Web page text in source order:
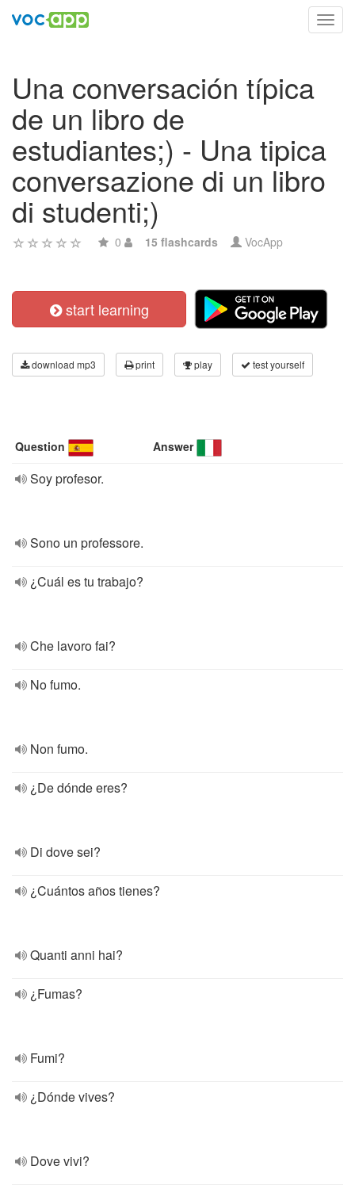
Una conversación típica
de un libro de
estudiantes;) - Una tipica
conversazione di un libro
di studenti;)
0 15 flashcards VocApp
start learning
download mp3 print play test yourself
Question Answer
Soy profesor.
Sono un professore.
¿Cuál es tu trabajo?
Che lavoro fai?
No fumo.
Non fumo.
¿De dónde eres?
Di dove sei?
¿Cuántos años tienes?
Quanti anni hai?
¿Fumas?
Fumi?
¿Dónde vives?
Dove vivi?